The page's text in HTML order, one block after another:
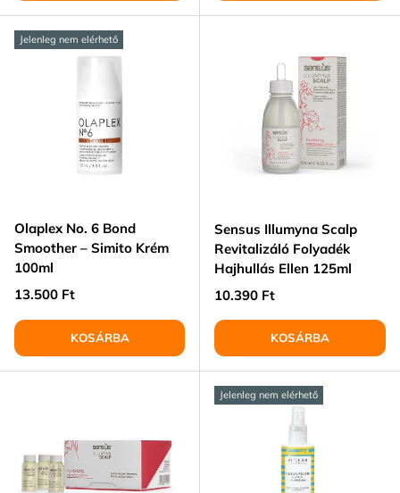
Jelenleg nem elérhető
Olaplex No. 6 Bond
Smoother – Simito Krém
100ml
Normál ár
13.500 Ft
KOSÁRBA
Sensus Illumyna Scalp
Revitalizáló Folyadék
Hajhullás Ellen 125ml
Normál ár
10.390 Ft
KOSÁRBA
Jelenleg nem elérhető